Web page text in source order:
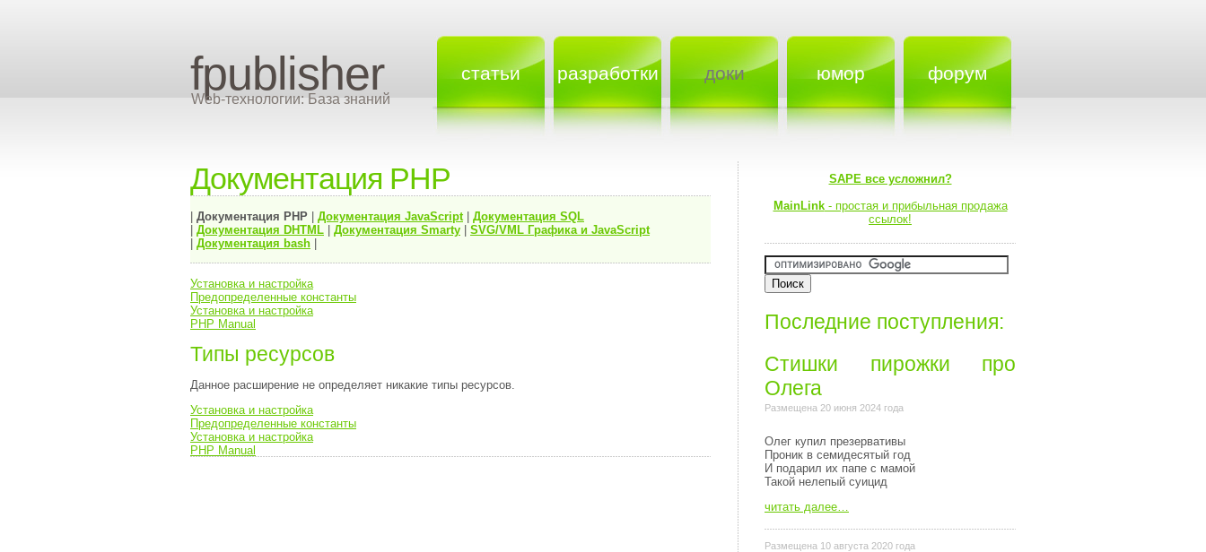
fpublisher
Web-технологии: База знаний
статьи разработки доки юмор форум
Документация PHP
Документация PHP Документация JavaScript| Документация SQL
Документация DHTML Документация Smarty
SVG/VML Графика и JavaScript
Документация bash
Установка и настройка
Предопределенные константы
Установка и настройка
PHP Manual
Типы ресурсов
Данное расширение не определяет никакие типы ресурсов.
Установка и настройка
Предопределенные константы
Установка и настройка
PHP Manual
SAPE все усложнил?
MainLink- простая и прибыльная продажа
ссылок!
Последние поступления:
Стишки пирожки про
Олега⁠⁠
Размещена 20 июня 2024 года
Олег купил презервативы
Проник в семидесятый год
И подарил их папе с мамой
Такой нелепый суицид
читать далее…
Размещена 10 августа 2020 года